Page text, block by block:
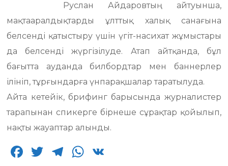
Руслан Айдаровтың айтуынша,
мақтааралдықтарды ұлттық халық санағына
белсенді қатыстыру үшін үгіт-насихат жұмыстары
да белсенді жүргізілуде. Атап айтқанда, бұл
бағытта ауданда билбордтар мен баннерлер
ілініп, тұрғындарға үнпарақшалар таратылуда.
Айта кетейік, брифинг барысында журналистер
тарапынан спикерге бірнеше сұрақтар қойылып,
нақты жауаптар алынды.
F
T
T
W